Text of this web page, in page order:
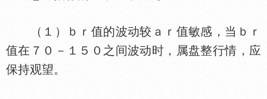
（１）ｂｒ值的波动较ａｒ值敏感，当ｂｒ
值在７０－１５０之间波动时，属盘整行情，应
保持观望。